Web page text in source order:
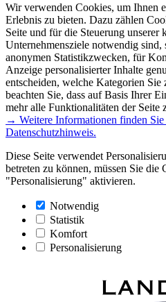
Wir verwenden Cookies, um Ihnen
Erlebnis zu bieten. Dazu zählen
Seite und für die Steuerung unserer
Unternehmensziele notwendig
anonymen Statistikzwecken, für
Anzeige personalisierter Inhalte
entscheiden, welche Kategorien Sie
beachten Sie, dass auf Basis Ihrer
mehr alle Funktionalitäten der Seite
→ Weitere Informationen finden Sie
Datenschutzhinweis.
Diese Seite verwendet
betreten zu können, müssen Sie die
"Personalisierung" aktivieren.
Notwendig
Statistik
Komfort
Personalisierung